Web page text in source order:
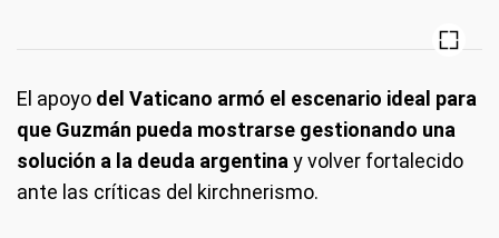
El apoyo del Vaticano armó el escenario ideal para
que Guzmán pueda mostrarse gestionando una
solución a la deuda argentinay volver fortalecido
ante las críticas del kirchnerismo.